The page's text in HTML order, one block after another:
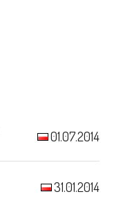
01.07.2014
31.01.2014